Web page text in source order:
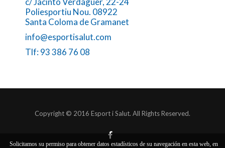
Poliesportiu Nou. 08922
Santa Coloma de Gramanet
info@esportisalut.com
Tlf: 93 386 76 08
Copyright © 2016 Esport i Salut. All Rights Reserved.
Solicitamos su permiso para obtener datos estadísticos de su navegación en esta web, en